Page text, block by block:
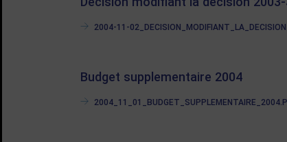
2004-11-
Budget supplementaire 2004